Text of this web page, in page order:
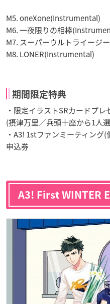
M5. oneXone(Instrumental)
M6. 一夜限りの相棒
M7. スーパーウルトライージ
M8. LONER(Instrumental)
期間限定特典
・限定イラストSRカードプレ
(摂津万里／兵頭十座から1人
・A3! 1stファンミーティング
申込券
A3! First WINTER